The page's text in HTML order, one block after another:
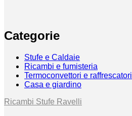
Categorie
Stufe e Caldaie
Ricambi e fumisteria
Termoconvettori e raffrescatori
Casa e giardino
Ricambi Stufe Ravelli